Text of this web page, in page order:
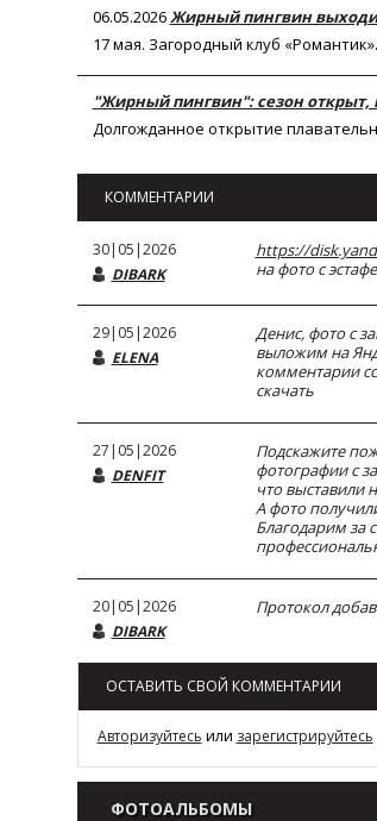
06.05.2026Жирный пингвин
17 мая. Загородный клуб
"Жирный пингвин": сезон открыт,
Долгожданное открытие
КОММЕНТАРИИ
30|05|2026
DIBARK
https://
на фото с
29|05|2026
ELENA
Денис, фото с
выложим на
комментарии
скачать
27|05|2026
DENFIT
Подскажите
фотографии с
что выставили
А фото
Благодарим за
20|05|2026
DIBARK
Протокол
ОСТАВИТЬ СВОЙ КОММЕНТАРИИ
Авторизуйтесь или зарегистрируйтесь
ФОТОАЛЬБОМЫ